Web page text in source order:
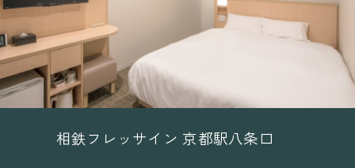
相鉄フレッサイン 京都駅八条口